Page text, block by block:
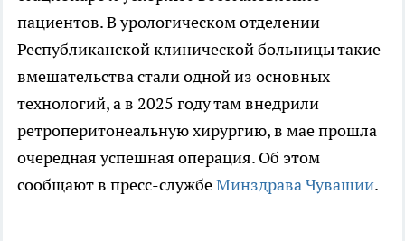
пациентов. В урологическом отделении
Республиканской клинической больницы такие
вмешательства стали одной из основных
технологий, а в 2025 году там внедрили
ретроперитонеальную хирургию, в мае прошла
очередная успешная операция. Об этом
сообщают в пресс-службеМинздрава Чувашии.